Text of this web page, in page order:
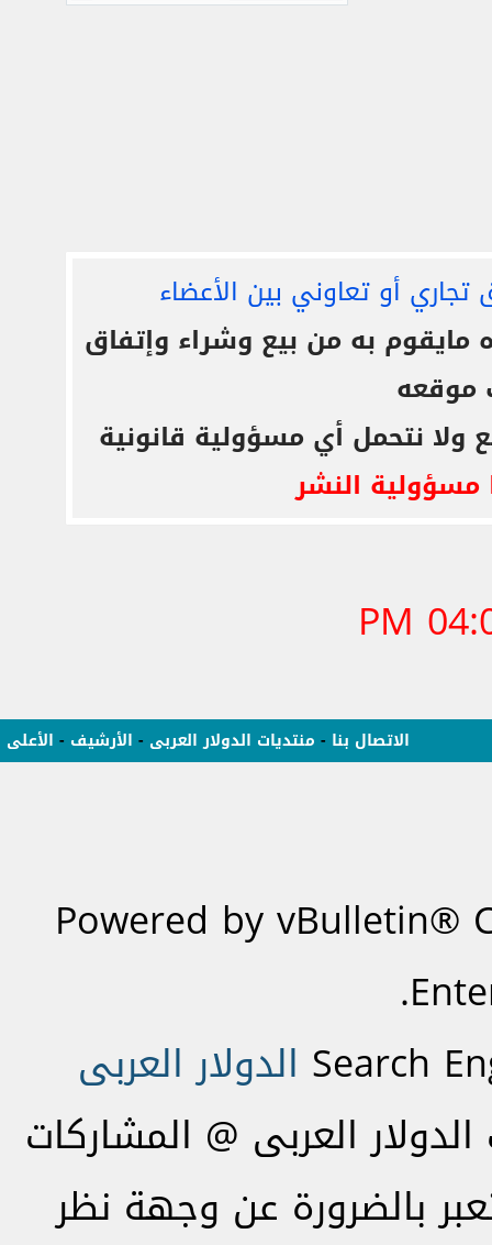
أو تعاوني بين الأعضاء
به من بيع وشراء وإتفاق
موقعه
ولا نتحمل أي مسؤولية قانونية
مسؤولية النشر
الاتصال بنا - منتديات الدولار العربى - الأرشيف - الأعلى
Powered by vBulletin®
Search الدولار العربى
العربى @ المشاركات
بالضرورة عن وجهة نظر